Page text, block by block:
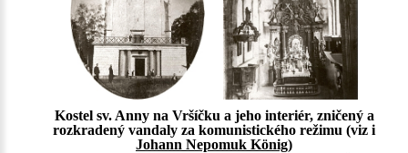
Kostel sv. Anny na Vršíčku a jeho interiér, zničený a
rozkradený vandaly za komunistického režimu (viz i
Johann Nepomuk König)